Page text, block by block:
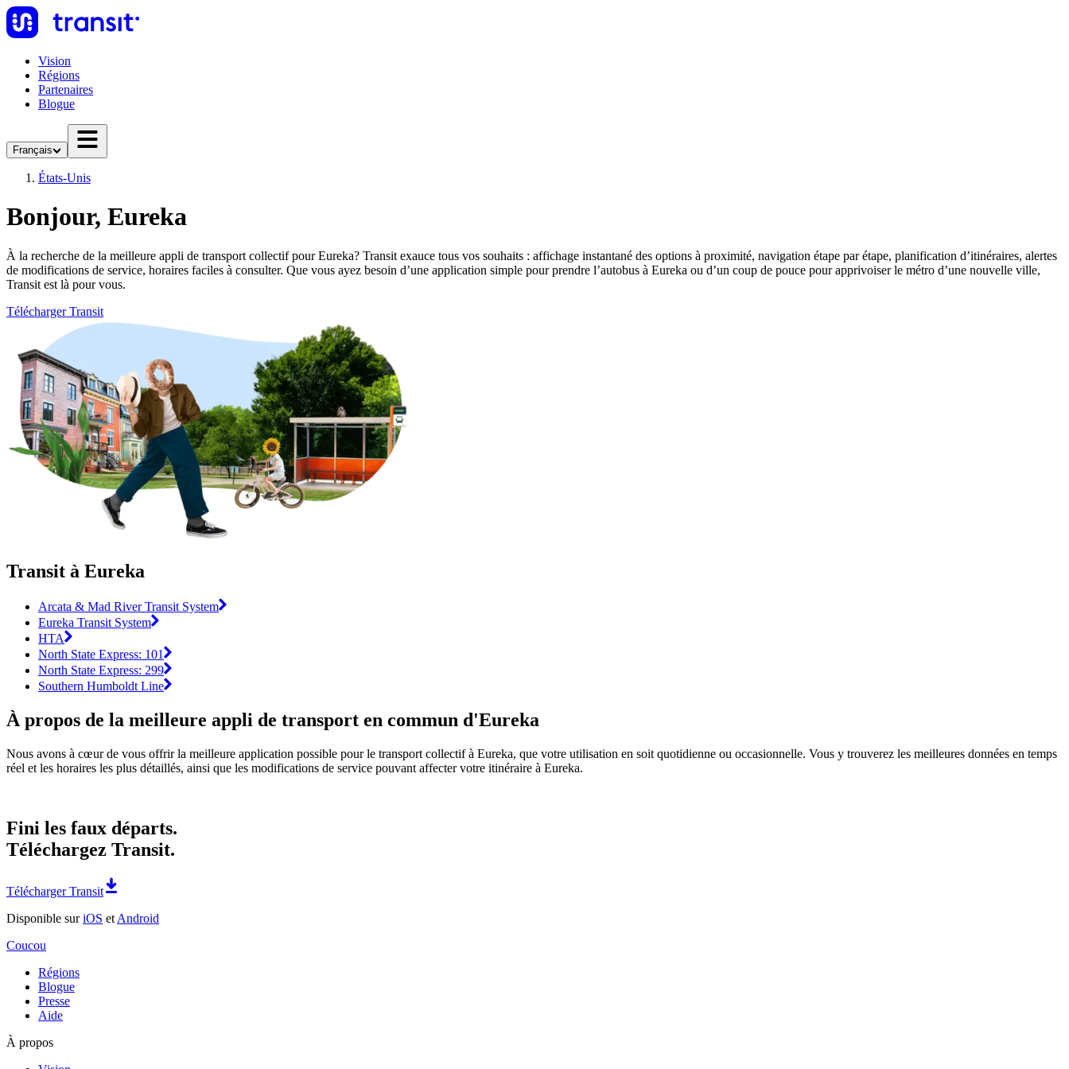
Vision
Régions
Partenaires
Blogue
Français
États-Unis
Bonjour, Eureka
À la recherche de la meilleure appli de transport collectif pour Eureka? Transit exauce tous vos souhaits : affichage instantané des options à proximité, navigation étape par étape, planification d’itinéraires, alertes
de modifications de service, horaires faciles à consulter. Que vous ayez besoin d’une application simple pour prendre l’autobus à Eureka ou d’un coup de pouce pour apprivoiser le métro d’une nouvelle ville,
Transit est là pour vous.
Télécharger Transit
Transit à Eureka
Arcata & Mad River Transit System
Eureka Transit System
HTA
North State Express: 101
North State Express: 299
Southern Humboldt Line
À propos de la meilleure appli de transport en commun d'Eureka
Nous avons à cœur de vous offrir la meilleure application possible pour le transport collectif à Eureka, que votre utilisation en soit quotidienne ou occasionnelle. Vous y trouverez les meilleures données en temps
réel et les horaires les plus détaillés, ainsi que les modifications de service pouvant affecter votre itinéraire à Eureka.
Fini les faux départs.
Téléchargez Transit.
Télécharger Transit
Disponible suriOS et Android
Coucou
Régions
Blogue
Presse
Aide
À propos